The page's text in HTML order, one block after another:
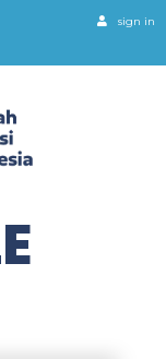
sign in